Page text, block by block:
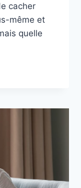
cacher
même et
quelle